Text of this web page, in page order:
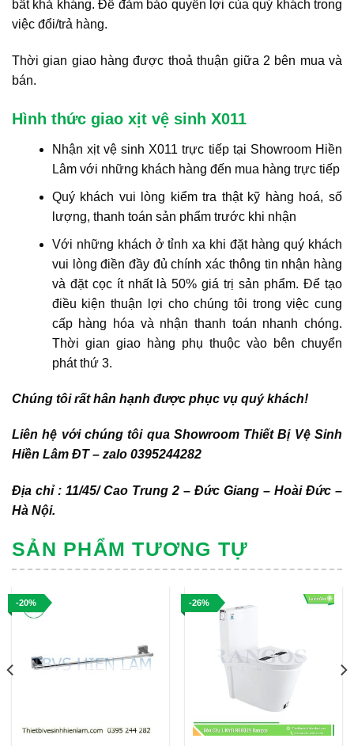
bất khả kháng. Để đảm bảo quyền lợi của quý khách trong
việc đổi/trả hàng.
Thời gian giao hàng được thoả thuận giữa 2 bên mua và
bán.
Hình thức giao xịt vệ sinh X011
Nhận xịt vệ sinh X011 trực tiếp tại Showroom Hiền
Lâm với những khách hàng đến mua hàng trực tiếp
Quý khách vui lòng kiểm tra thật kỹ hàng hoá, số
lượng, thanh toán sản phẩm trước khi nhận
Với những khách ở tỉnh xa khi đặt hàng quý khách
vui lòng điền đầy đủ chính xác thông tin nhận hàng
và đặt cọc ít nhất là 50% giá trị sản phẩm. Để tạo
điều kiện thuận lợi cho chúng tôi trong việc cung
cấp hàng hóa và nhận thanh toán nhanh chóng.
Thời gian giao hàng phụ thuộc vào bên chuyển
phát thứ 3.
Chúng tôi rất hân hạnh được phục vụ quý khách!
Liên hệ với chúng tôi qua Showroom Thiết Bị Vệ Sinh
Hiền Lâm ĐT – zalo 0395244282
Địa chỉ : 11/45/ Cao Trung 2 – Đức Giang – Hoài Đức –
Hà Nội.
SẢN PHẨM TƯƠNG TỰ
-20% -26%